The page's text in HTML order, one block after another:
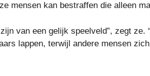
mensen kan bestraffen die alleen
van een gelijk speelveld”, zegt ze.
lappen, terwijl andere mensen